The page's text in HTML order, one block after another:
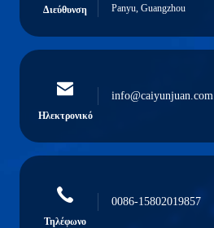
Διεύθυνση
Panyu, Guangzhou
Ηλεκτρονικό
info@caiyunjuan.com
Τηλέφωνο
0086-15802019857